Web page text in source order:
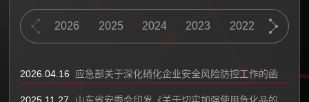
2026 2025 2024 2023 2022 2021
2026.04.16 应急部关于深化硝化企业安全风险防控工作的函